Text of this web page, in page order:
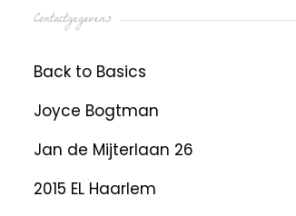
Contactgegevens
Back to Basics
Joyce Bogtman
Jan de Mijterlaan 26
2015 EL Haarlem